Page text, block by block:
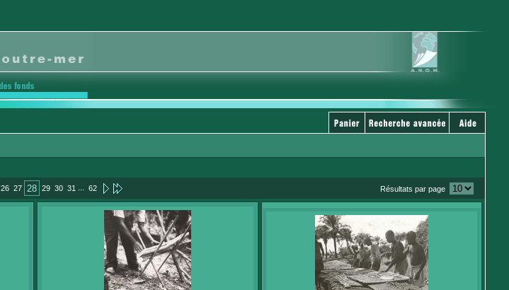
26 27 28 29 30 31 ... 62 Résultats par page